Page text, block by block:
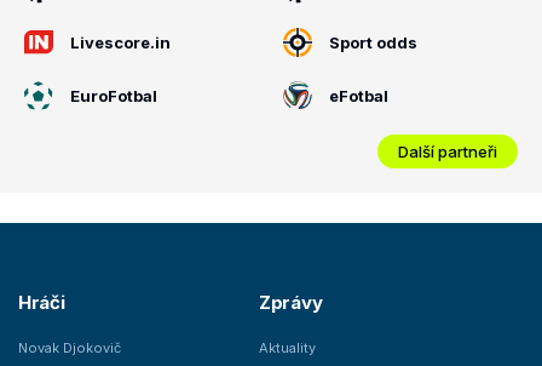
Livescore.in Sport odds
EuroFotbal eFotbal
Další partneři
Hráči
Novak Djokovič
Zprávy
Aktuality